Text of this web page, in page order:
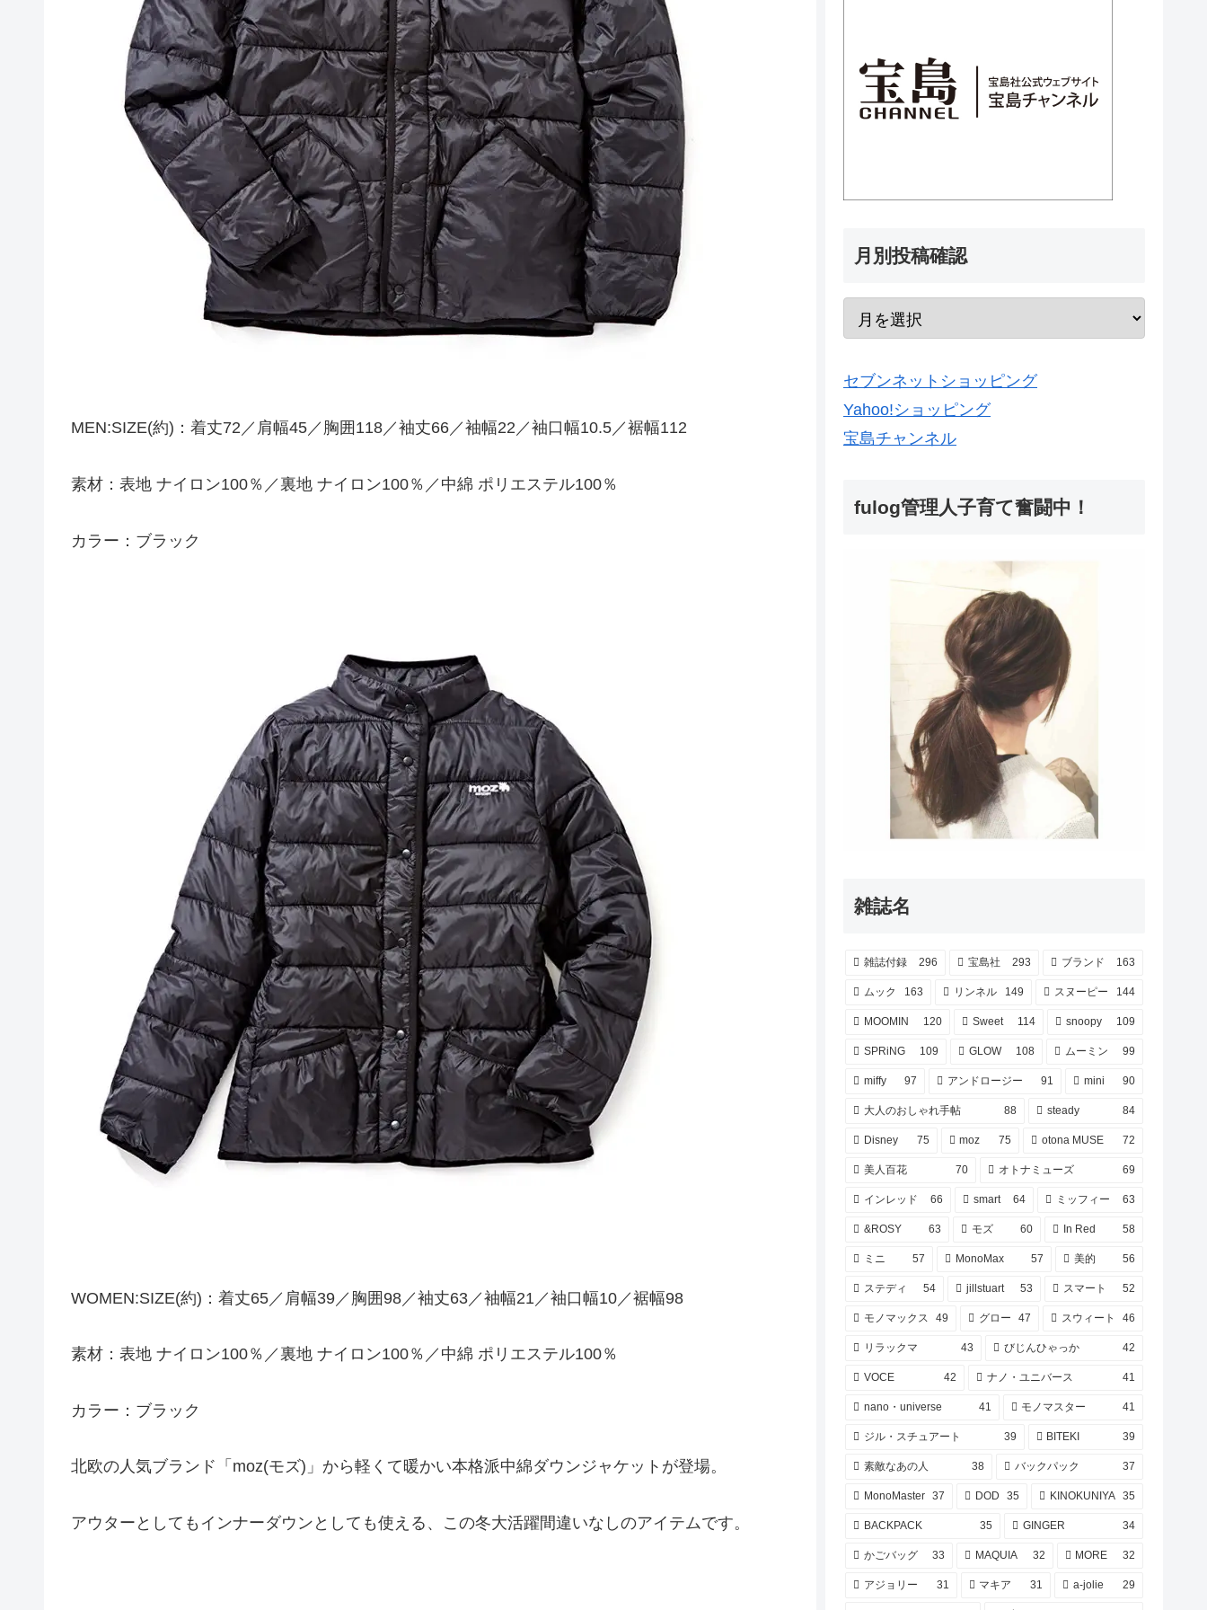
MEN:SIZE(約)：着丈72／肩幅45／胸囲118／袖丈66／袖幅22／袖口幅10.5／裾幅112
素材：表地 ナイロン100％／裏地 ナイロン100％／中綿 ポリエステル100％
カラー：ブラック
WOMEN:SIZE(約)：着丈65／肩幅39／胸囲98／袖丈63／袖幅21／袖口幅10／裾幅98
素材：表地 ナイロン100％／裏地 ナイロン100％／中綿 ポリエステル100％
カラー：ブラック
北欧の人気ブランド「moz(モズ)」から軽くて暖かい本格派中綿ダウンジャケットが登場。
アウターとしてもインナーダウンとしても使える、この冬大活躍間違いなしのアイテムです。
月別投稿確認
セブンネットショッピング
Yahoo!ショッピング
宝島チャンネル
fulog管理人子育て奮闘中！
雑誌名
雑誌付録 296 宝島社 293 ブランド 163
ムック 163 リンネル 149 スヌーピー 144
MOOMIN 120 Sweet 114 snoopy 109
SPRiNG 109 GLOW 108 ムーミン 99
miffy 97 アンドロージー 91 mini 90
大人のおしゃれ手帖 88 steady 84
Disney 75 moz 75 otona MUSE 72
美人百花 70 オトナミューズ 69
インレッド 66 smart 64 ミッフィー 63
&ROSY 63 モズ 60 In Red 58
ミニ 57 MonoMax 57 美的 56
ステディ 54 jillstuart 53 スマート 52
モノマックス 49 グロー 47 スウィート 46
リラックマ 43 びじんひゃっか 42
VOCE 42 ナノ・ユニバース 41
nano・universe 41 モノマスター 41
ジル・スチュアート 39 BITEKI 39
素敵なあの人 38 バックパック 37
MonoMaster 37 DOD 35 KINOKUNIYA 35
BACKPACK 35 GINGER 34
かごバッグ 33 MAQUIA 32 MORE 32
アジョリー 31 マキア 31 a-jolie 29